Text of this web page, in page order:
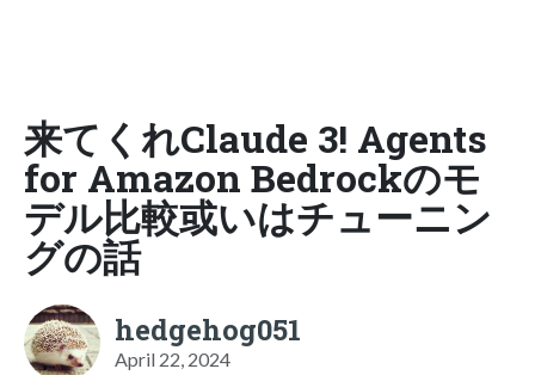
来てくれClaude 3! Agents
for Amazon Bedrockのモ
デル比較或いはチューニン
グの話
hedgehog051
April 22, 2024